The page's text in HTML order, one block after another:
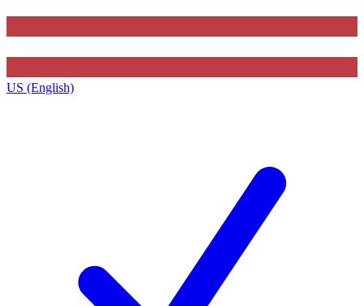
US (English)